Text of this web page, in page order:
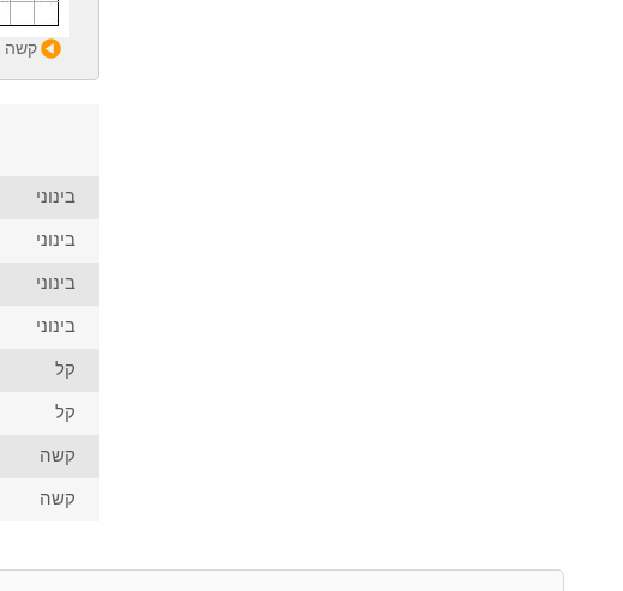
קשה
בינוני
בינוני
בינוני
בינוני
קל
קל
קשה
קשה